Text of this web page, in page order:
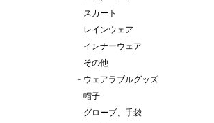
スカート
レインウェア
インナーウェア
その他
- ウェアラブルグッズ
帽子
グローブ、手袋